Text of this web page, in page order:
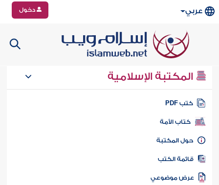
عربي دخول
المكتبة الإسلامية
كتب PDF
كتاب الأمة
المكتبة
الكتب